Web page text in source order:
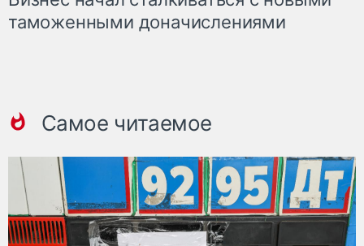
таможенными доначислениями
Самое читаемое